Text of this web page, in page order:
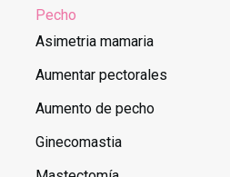
Pecho
Asimetria mamaria
Aumentar pectorales
Aumento de pecho
Ginecomastia